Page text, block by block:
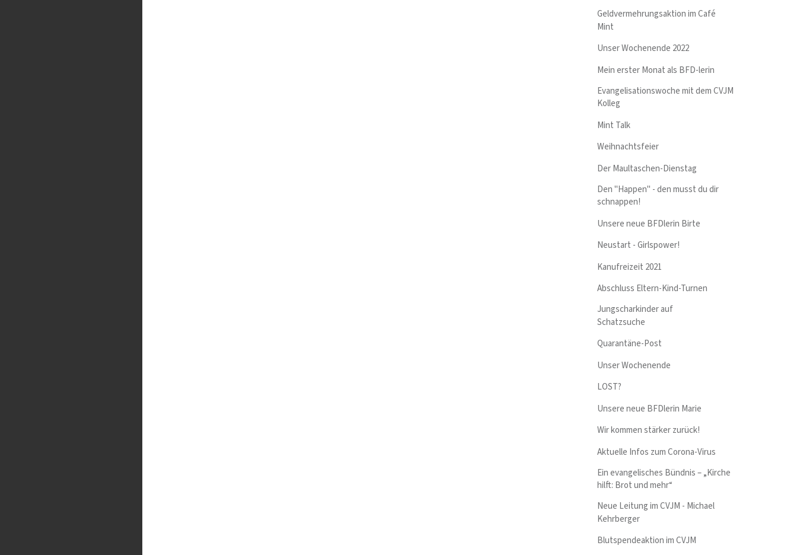
Geldvermehrungsaktion im Café
Mint
Unser Wochenende 2022
Mein erster Monat als BFD-lerin
Evangelisationswoche mit dem CVJM
Kolleg
Mint Talk
Weihnachtsfeier
Der Maultaschen-Dienstag
Den "Happen" - den musst du dir
schnappen!
Unsere neue BFDlerin Birte
Neustart - Girlspower!
Kanufreizeit 2021
Abschluss Eltern-Kind-Turnen
Jungscharkinder auf
Schatzsuche
Quarantäne-Post
Unser Wochenende
LOST?
Unsere neue BFDlerin Marie
Wir kommen stärker zurück!
Aktuelle Infos zum Corona-Virus
Ein evangelisches Bündnis – „Kirche
hilft: Brot und mehr“
Neue Leitung im CVJM - Michael
Kehrberger
Blutspendeaktion im CVJM